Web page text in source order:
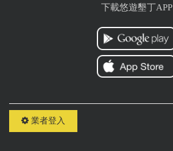
下載悠遊墾丁APP
業者登入